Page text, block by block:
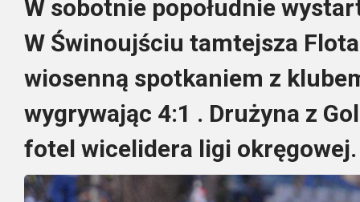
W sobotnie popołudnie
W Świnoujściu tamtejsza
wiosenną spotkaniem z
wygrywając 4:1 . Drużyna z
fotel wicelidera ligi okręgowej.